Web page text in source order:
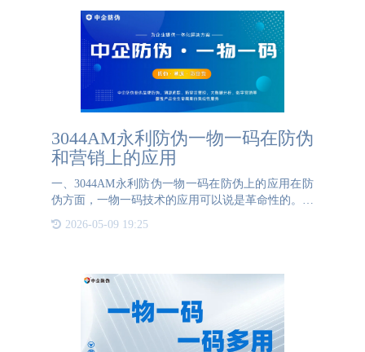
3044AM永利防伪一物一码在防伪
和营销上的应用
一、3044AM永利防伪一物一码在防伪上的应用在防
伪方面，一物一码技术的应用可以说是革命性的。传
统的防伪标签或是防伪技术因易于被复制和仿造而效
果有限。一物一码技术的出现，通过将独特的识别码
2026-05-09 19:25